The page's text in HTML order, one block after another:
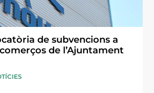
de subvencions a
de l’Ajuntament